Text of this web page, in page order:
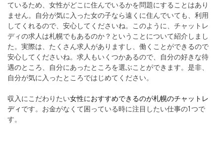
ているため、女性がどこに住んでいるかを問題にすることはあり
ません。自分が気に入った女の子なら遠くに住んでいても、利用
してくれるので、安心してくださいね。このように、チャットレ
ディの求人は札幌でもあるのか？ということについて紹介しまし
た。実際は、たくさん求人がありますし、働くことができるので
安心してくださいね。求人もいくつかあるので、自分の好きな待
遇のところ、自分にあったところを選ぶことができます。是非、
自分が気に入ったところではじめてください。
収入にこだわりたい女性におすすめできるのが札幌のチャットレ
ディ です。お金がなくて困っている時に注目したい仕事の1つで
す。